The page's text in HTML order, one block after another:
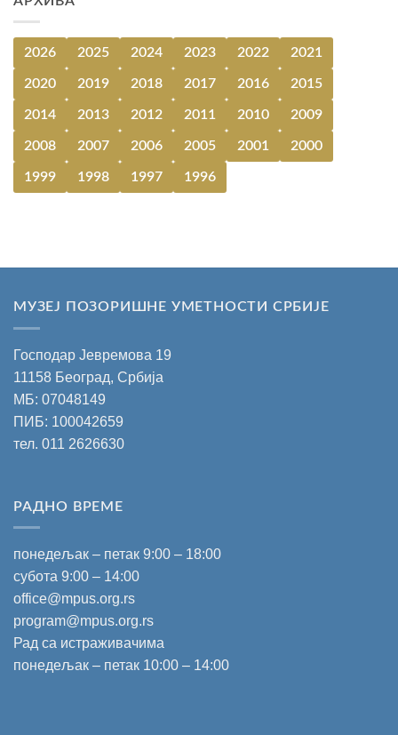
2026 2025 2024 2023 2022 2021
2020 2019 2018 2017 2016 2015
2014 2013 2012 2011 2010 2009
2008 2007 2006 2005 2001 2000
1999 1998 1997 1996
МУЗЕЈ ПОЗОРИШНЕ УМЕТНОСТИ СРБИЈЕ
Господар Јевремова 19
11158 Београд, Србија
МБ: 07048149
ПИБ: 100042659
тел. 011 2626630
РАДНО ВРЕМЕ
понедељак – петак 9:00 – 18:00
субота 9:00 – 14:00
office@mpus.org.rs
program@mpus.org.rs
Рад са истраживачима
понедељак – петак 10:00 – 14:00